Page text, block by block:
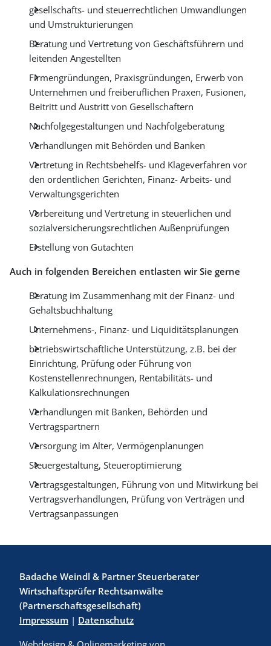
gesellschafts- und steuerrechtlichen Umwandlungen
und Umstrukturierungen
Beratung und Vertretung von Geschäftsführern und
leitenden Angestellten
Firmengründungen, Praxisgründungen, Erwerb von
Unternehmen und freiberuflichen Praxen, Fusionen,
Beitritt und Austritt von Gesellschaftern
Nachfolgegestaltungen und Nachfolgeberatung
Verhandlungen mit Behörden und Banken
Vertretung in Rechtsbehelfs- und Klageverfahren vor
den ordentlichen Gerichten, Finanz- Arbeits- und
Verwaltungsgerichten
Vorbereitung und Vertretung in steuerlichen und
sozialversicherungsrechtlichen Außenprüfungen
Erstellung von Gutachten
Auch in folgenden Bereichen entlasten wir Sie gerne
Beratung im Zusammenhang mit der Finanz- und
Gehaltsbuchhaltung
Unternehmens-, Finanz- und Liquiditätsplanungen
betriebswirtschaftliche Unterstützung, z.B. bei der
Einrichtung, Prüfung oder Führung von
Kostenstellenrechnungen, Rentabilitäts- und
Kalkulationsrechnungen
Verhandlungen mit Banken, Behörden und
Vertragspartnern
Versorgung im Alter, Vermögenplanungen
Steuergestaltung, Steueroptimierung
Vertragsgestaltungen, Führung von und Mitwirkung bei
Vertragsverhandlungen, Prüfung von Verträgen und
Vertragsanpassungen
Badache Weindl & Partner Steuerberater
Wirtschaftsprüfer Rechtsanwälte
(Partnerschaftsgesellschaft)
Impressum | Datenschutz